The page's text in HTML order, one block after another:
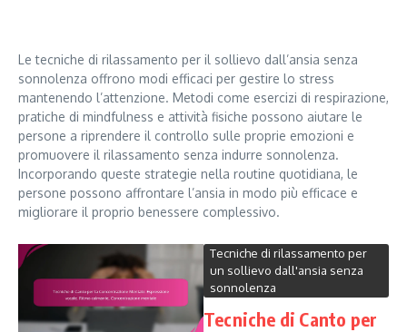
Le tecniche di rilassamento per il sollievo dall’ansia senza
sonnolenza offrono modi efficaci per gestire lo stress
mantenendo l’attenzione. Metodi come esercizi di respirazione,
pratiche di mindfulness e attività fisiche possono aiutare le
persone a riprendere il controllo sulle proprie emozioni e
promuovere il rilassamento senza indurre sonnolenza.
Incorporando queste strategie nella routine quotidiana, le
persone possono affrontare l’ansia in modo più efficace e
migliorare il proprio benessere complessivo.
Tecniche di rilassamento per
un sollievo dall'ansia senza
sonnolenza
Tecniche di Canto per